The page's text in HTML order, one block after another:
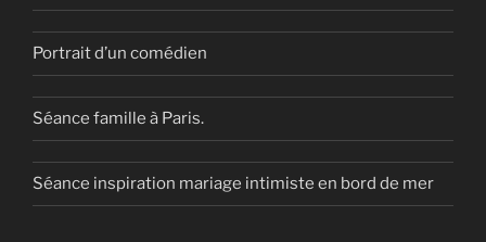
Portrait d’un comédien
Séance famille à Paris.
Séance inspiration mariage intimiste en bord de mer